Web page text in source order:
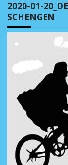
2020-01-
SCHENGEN